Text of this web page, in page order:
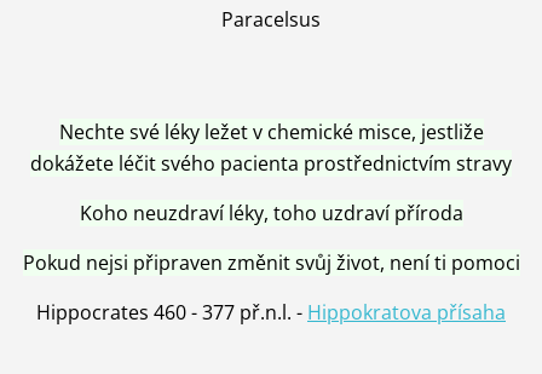
Paracelsus
Nechte své léky ležet v chemické misce, jestliže
dokážete léčit svého pacienta prostřednictvím stravy
Koho neuzdraví léky, toho uzdraví příroda
Pokud nejsi připraven změnit svůj život, není ti pomoci
Hippocrates 460 - 377 př.n.l. - Hippokratova přísaha